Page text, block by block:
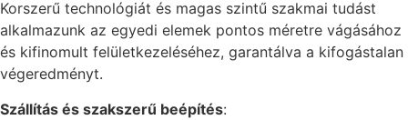
Korszerű technológiát és magas szintű szakmai tudást
alkalmazunk az egyedi elemek pontos méretre vágásához
és kifinomult felületkezeléséhez, garantálva a kifogástalan
végeredményt.
Szállítás és szakszerű beépítés: